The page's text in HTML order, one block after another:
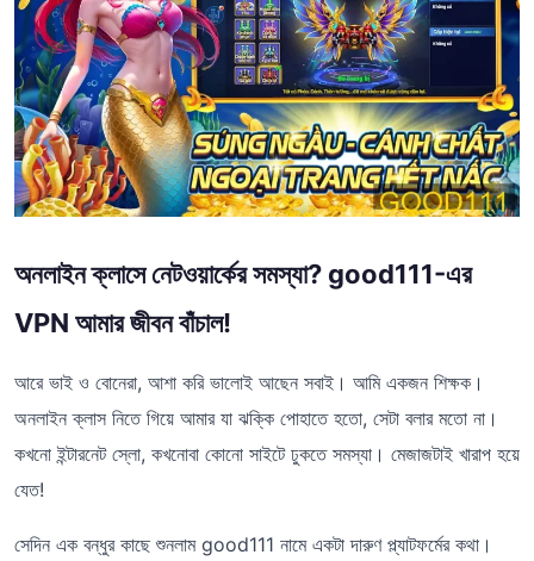
অনলাইন ক্লাসে নেটওয়ার্কের সমস্যা? good111-এর
VPN আমার জীবন বাঁচাল!
আরে ভাই ও বোনেরা, আশা করি ভালোই আছেন সবাই। আমি একজন শিক্ষক।
অনলাইন ক্লাস নিতে গিয়ে আমার যা ঝক্কি পোহাতে হতো, সেটা বলার মতো না।
কখনো ইন্টারনেট স্লো, কখনোবা কোনো সাইটে ঢুকতে সমস্যা। মেজাজটাই খারাপ হয়ে
যেত!
সেদিন এক বন্ধুর কাছে শুনলাম good111 নামে একটা দারুণ প্ল্যাটফর্মের কথা।